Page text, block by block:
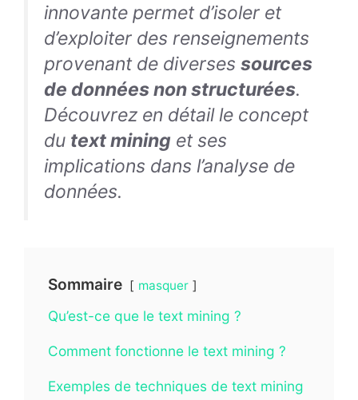
innovante permet d’isoler et
d’exploiter des renseignements
provenant de diverses sources
de données non structurées.
Découvrez en détail le concept
du text mining et ses
implications dans l’analyse de
données.
Sommaire masquer
Qu’est-ce que le text mining ?
Comment fonctionne le text mining ?
Exemples de techniques de text mining